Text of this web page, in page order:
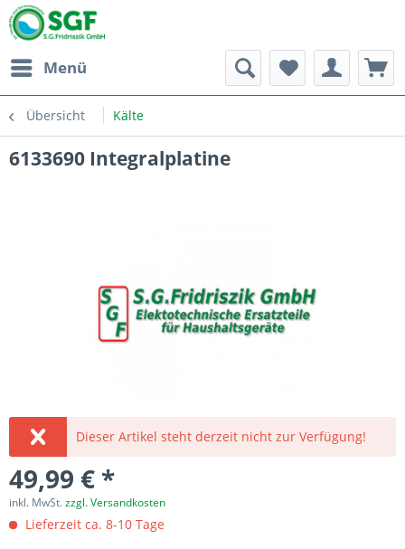
Menü
Übersicht Kälte
6133690 Integralplatine
Dieser Artikel steht derzeit nicht zur Verfügung!
49,99 € *
inkl. MwSt.zzgl. Versandkosten
Lieferzeit ca. 8-10 Tage